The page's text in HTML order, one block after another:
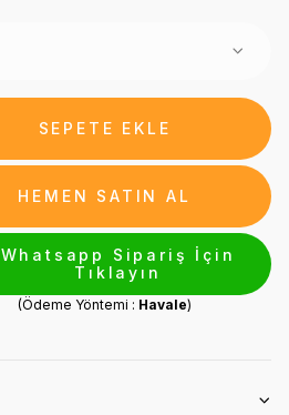
SEPETE EKLE
HEMEN SATIN AL
Whatsapp Sipariş İçin
Tıklayın
(Ödeme Yöntemi : Havale)